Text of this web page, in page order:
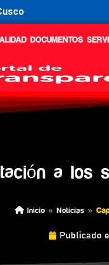
DOCUMENTOS
a los
Inicio» Noticias»
Publicado